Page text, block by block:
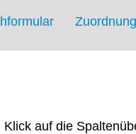
auf die